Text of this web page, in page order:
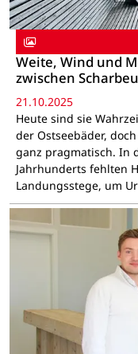
Weite, Wind und
zwischen
21.10.2025
Heute sind sie
der Ostseebäder,
ganz pragmatisch. In
Jahrhunderts fehlten
Landungsstege, um